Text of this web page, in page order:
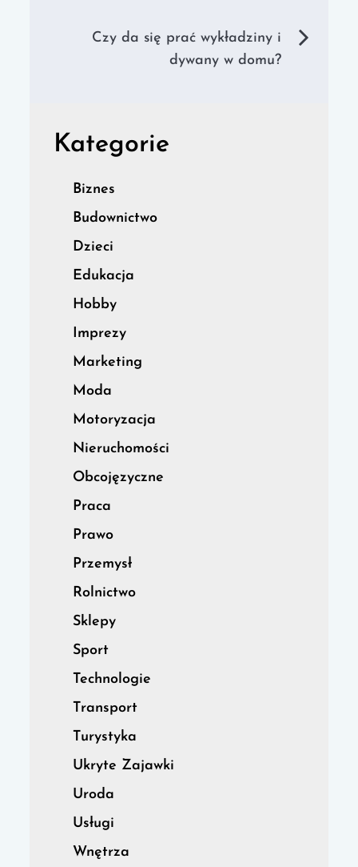
Czy da się prać wykładziny i
dywany w domu?
Kategorie
Biznes
Budownictwo
Dzieci
Edukacja
Hobby
Imprezy
Marketing
Moda
Motoryzacja
Nieruchomości
Obcojęzyczne
Praca
Prawo
Przemysł
Rolnictwo
Sklepy
Sport
Technologie
Transport
Turystyka
Ukryte Zajawki
Uroda
Usługi
Wnętrza